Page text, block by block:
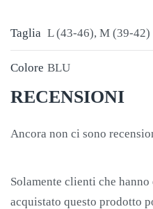
Taglia L (43-46), M (39-42)
Colore BLU
RECENSIONI
Ancora non ci sono
Solamente clienti che
acquistato questo prodotto